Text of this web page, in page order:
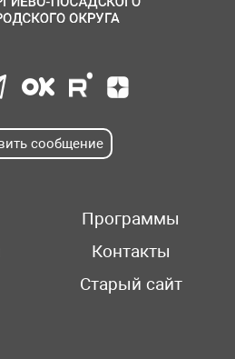
сообщение
Программы
Контакты
Старый сайт